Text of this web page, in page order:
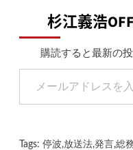
杉江義浩
購読すると最新の
メールアドレスを入力...
Tags: 停波,放送法,発言,総